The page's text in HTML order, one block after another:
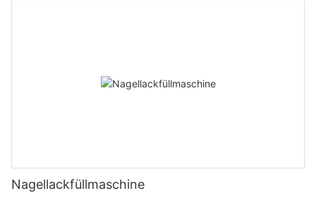
Nagellackfüllmaschine